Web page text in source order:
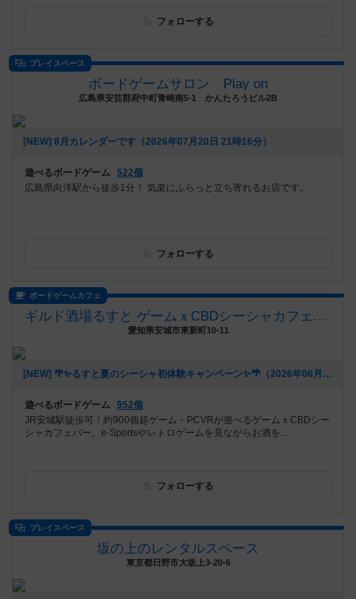
フォローする
プレイスペース
ボードゲームサロン Play on
広島県安芸郡府中町青崎南5-1 かんたろうビル2B
[NEW] 8月カレンダーです（2026年07月20日 21時16分）
遊べるボードゲーム 522個
広島県向洋駅から徒歩1分！ 気楽にふらっと立ち寄れるお店です。
フォローする
ボードゲームカフェ
ギルド酒場るすと ゲームｘCBDシーシャカフェバー
愛知県安城市東新町10-11
[NEW] 🌴✨るすと夏のシーシャ初体験キャンペーン✨🌴（2026年06月03日 02時03分）
遊べるボードゲーム 952個
JR安城駅徒歩可！約900個超ゲーム・PCVRが遊べるゲームｘCBDシー
シャカフェバー。e-Sportsやレトロゲームを見ながらお酒を...
フォローする
プレイスペース
坂の上のレンタルスペース
東京都日野市大坂上3-20-6